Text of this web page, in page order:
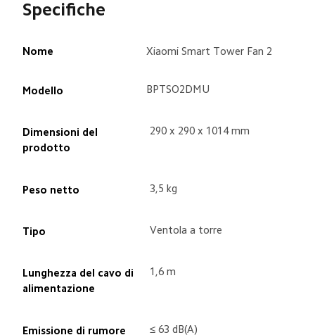
Specifiche
Nome Xiaomi Smart Tower Fan 2
Modello BPTSO2DMU
Dimensioni del
prodotto
290 x 290 x 1014 mm
Peso netto 3,5 kg
Tipo Ventola a torre
Lunghezza del cavo di
alimentazione
1,6 m
Emissione di rumore ≤ 63 dB(A)